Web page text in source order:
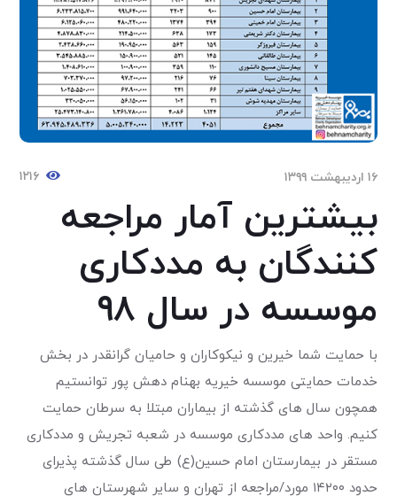
۱۶ اردیبهشت ۱۳۹۹ ۱۲۱۶
بیشترین آمار مراجعه
کنندگان به مددکاری
موسسه در سال ۹۸
با حمایت شما خیرین و نیکوکاران و حامیان گرانقدر در بخش
خدمات حمایتی موسسه خیریه بهنام دهش پور توانستیم
همچون سال های گذشته از بیماران مبتلا به سرطان حمایت
کنیم. واحد های مددکاری موسسه در شعبه تجریش و مددکاری
مستقر در بیمارستان امام حسین(ع) طی سال گذشته پذیرای
حدود ۱۴۲۰۰ مورد/مراجعه از تهران و سایر شهرستان های